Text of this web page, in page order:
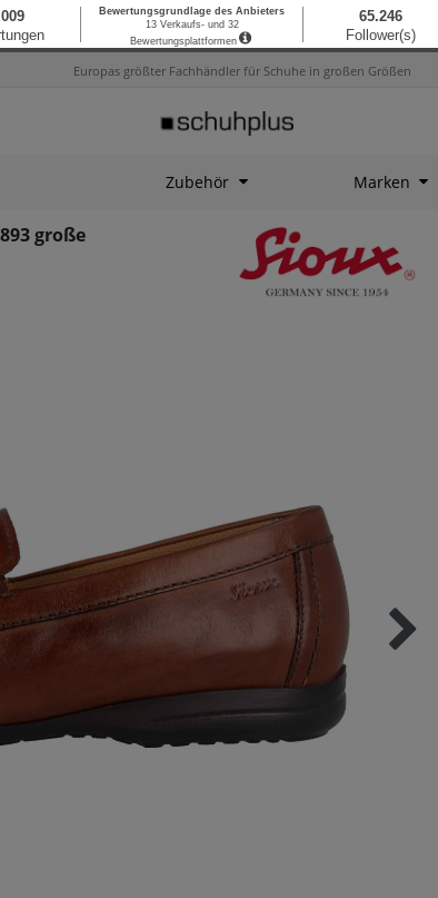
Europas größter Fachhändler für Schuhe in großen Größen
Zubehör Marken
große